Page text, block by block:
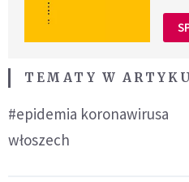
TEMATY W
#epidemia koronawirusa
włoszech